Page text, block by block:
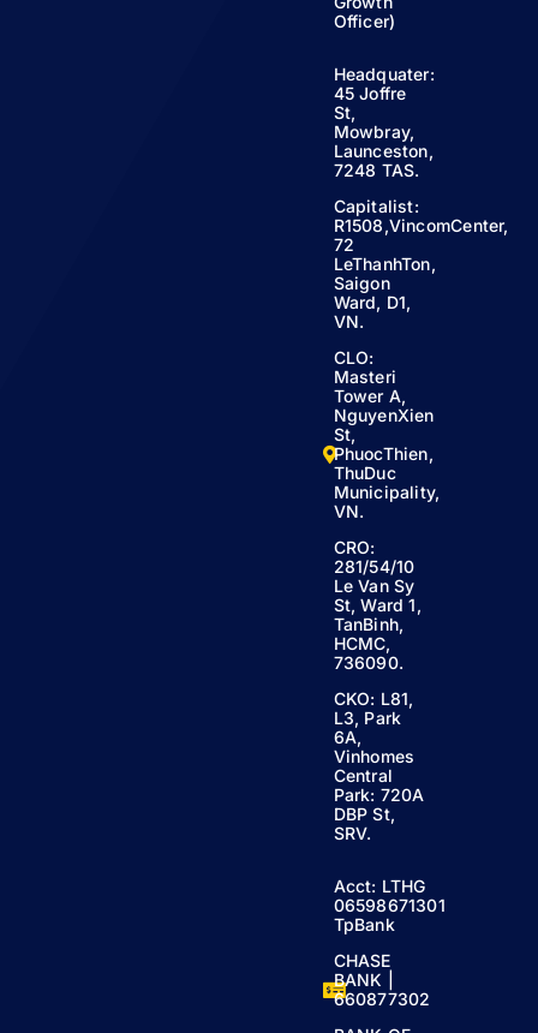
Officer)
Headquater:
45 Joffre
St,
Mowbray,
Launceston,
7248 TAS.
Capitalist:
R1508,VincomCenter,
72
LeThanhTon,
Saigon
Ward, D1,
VN.
CLO:
Masteri
Tower A,
NguyenXien
St,
PhuocThien,
ThuDuc
Municipality,
VN.
CRO:
281/54/10
Le Van Sy
St, Ward 1,
TanBinh,
HCMC,
736090.
CKO: L81,
L3, Park
6A,
Vinhomes
Central
Park: 720A
DBP St,
SRV.
Acct: LTHG
06598671301
TpBank
CHASE
BANK |
660877302